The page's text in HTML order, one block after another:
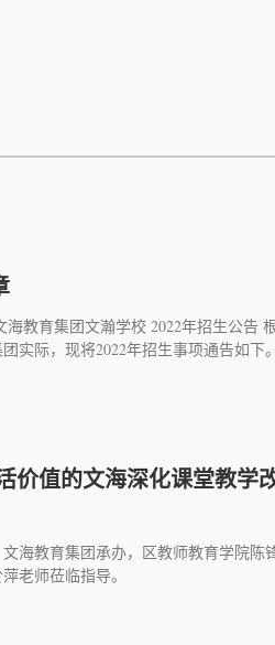
教育集团文瀚学校 2022年招生公告
实际，现将2022年招生事项通告如下。
价值的文海深化课堂教学
海教育集团承办，区教师教育学院陈
老师莅临指导。